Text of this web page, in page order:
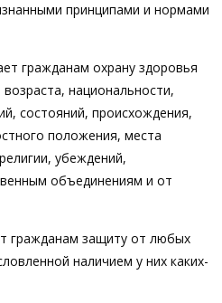
принципами и нормами
гражданам охрану здоровья
национальности,
состояний, происхождения,
положения, места
убеждений,
объединениям и от
гражданам защиту от любых
наличием у них каких-